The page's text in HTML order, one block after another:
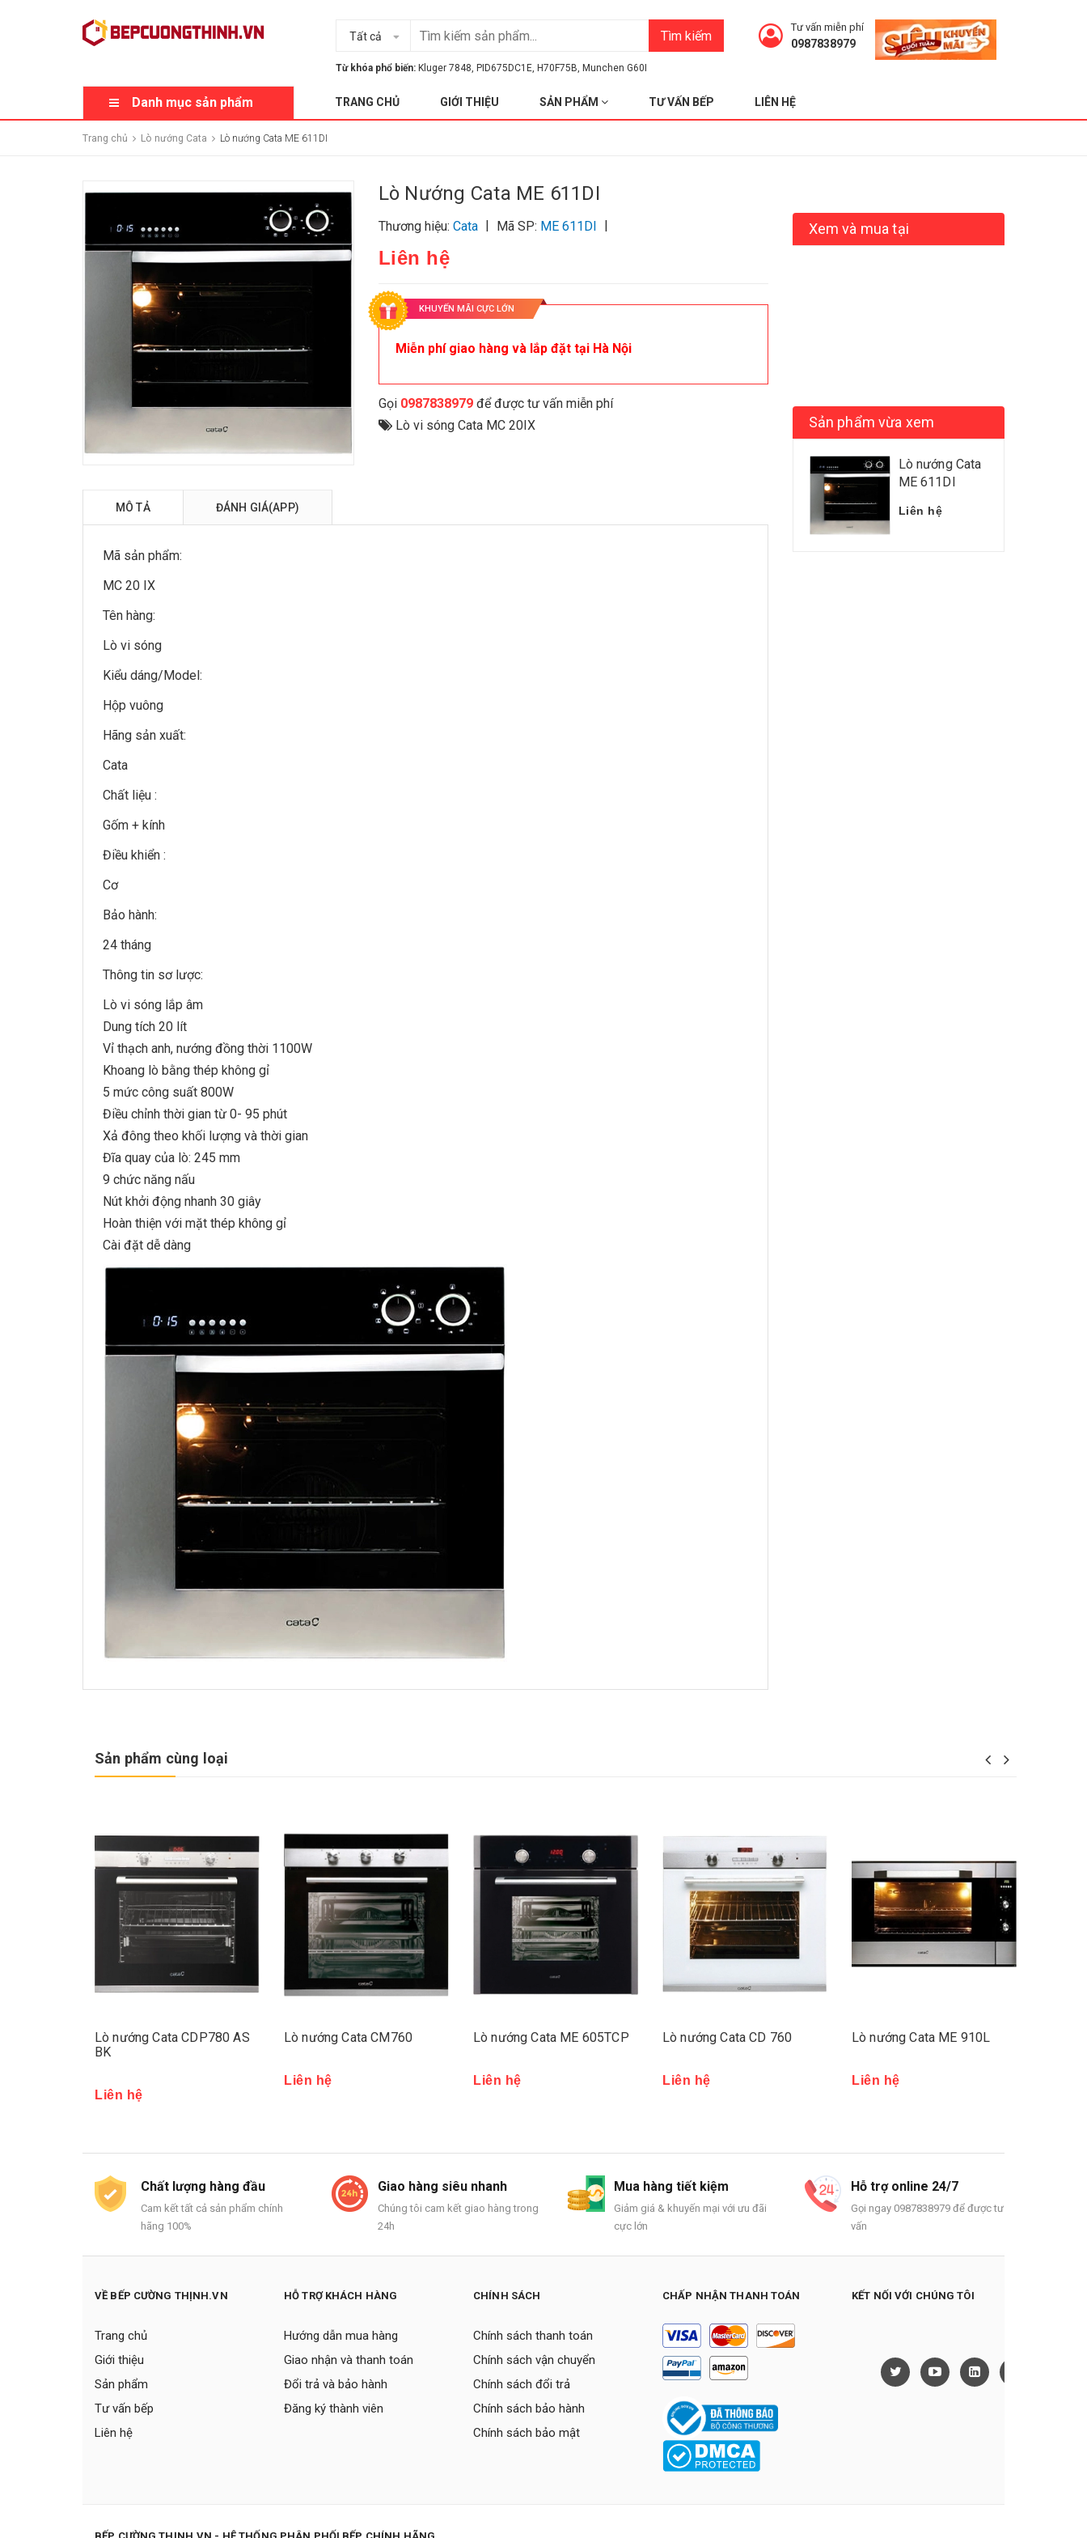
Tất cả Tìm kiếm
Từ khóa phổ biến: Kluger 7848, PID675DC1E, H70F75B, Munchen G60I
Tư vấn miễn phí
0987838979
Danh mục sản phẩm TRANG CHỦ GIỚI THIỆU SẢN PHẨM TƯ VẤN BẾP LIÊN HỆ
Trang chủ Lò nướng Cata Lò nướng Cata ME 611DI
Lò Nướng Cata ME 611DI
Thương hiệu: Cata | Mã SP: ME 611DI |
Liên hệ
KHUYẾN MÃI CỰC LỚN
Miễn phí giao hàng và lắp đặt tại Hà Nội
Gọi 0987838979để được tư vấn miễn phí
Lò vi sóng Cata MC 20IX
MÔ TẢ ĐÁNH GIÁ(APP)
Mã sản phẩm:
MC 20 IX
Tên hàng:
Lò vi sóng
Kiểu dáng/Model:
Hộp vuông
Hãng sản xuất:
Cata
Chất liệu :
Gốm + kính
Điều khiển :
Cơ
Bảo hành:
24 tháng
Thông tin sơ lược:
Lò vi sóng lắp âm
Dung tích 20 lít
Vỉ thạch anh, nướng đồng thời 1100W
Khoang lò bằng thép không gỉ
5 mức công suất 800W
Điều chỉnh thời gian từ 0- 95 phút
Xả đông theo khối lượng và thời gian
Đĩa quay của lò: 245 mm
9 chức năng nấu
Nút khởi động nhanh 30 giây
Hoàn thiện với mặt thép không gỉ
Cài đặt dễ dàng
Xem và mua tại
Sản phẩm vừa xem
Lò nướng Cata
ME 611DI
Liên hệ
Sản phẩm cùng loại
Lò nướng Cata CM760 Lò nướng Cata ME 605TCP
Liên hệ
Lò nướng Cata CD 760
Liên hệ
Lò nướng Cata ME 910L
Liên hệ
Lò Nướng Cata ME 610
Chất lượng hàng đầu
Cam kết tất cả sản phẩm chính
hãng 100%
Giao hàng siêu nhanh
Chúng tôi cam kết giao hàng trong
24h
Mua hàng tiết kiệm
Giảm giá & khuyến mại với ưu đãi
cực lớn
Hỗ trợ online 24/7
Gọi ngay 0987838979 để được tư
vấn
VỀ BẾP CƯỜNG THỊNH.VN
Trang chủ
Giới thiệu
Sản phẩm
Tư vấn bếp
Liên hệ
HỖ TRỢ KHÁCH HÀNG
Hướng dẫn mua hàng
Giao nhận và thanh toán
Đổi trả và bảo hành
Đăng ký thành viên
CHÍNH SÁCH
Chính sách thanh toán
Chính sách vận chuyển
Chính sách đổi trả
Chính sách bảo hành
Chính sách bảo mật
CHẤP NHẬN THANH TOÁN KẾT NỐI VỚI CHÚNG TÔI